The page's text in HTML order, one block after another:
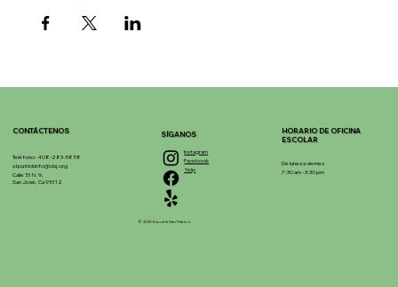
CONTÁCTENOS
Teléfono: 408-283-5858
stpatrickinfo@dsj.org
Calle 51 N. 9,
San José, Ca 95112
Instagram
Facebook
Yelp
SÍGANOS
© 2025 Escuela San Patricio
HORARIO DE OFICINA
ESCOLAR
De lunes a viernes
7:30 am - 3:30 pm